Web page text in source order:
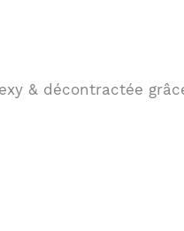
& décontractée